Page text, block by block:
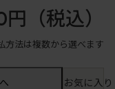
円 （税込）
方法は複数から選べます
お気に入